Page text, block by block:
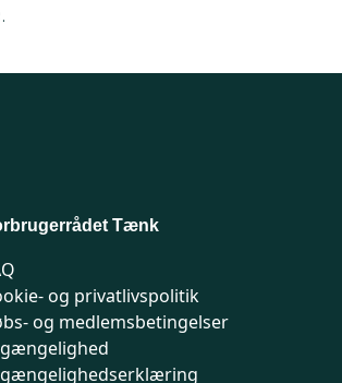
Tænk
og privatlivspolitik
og medlemsbetingelser